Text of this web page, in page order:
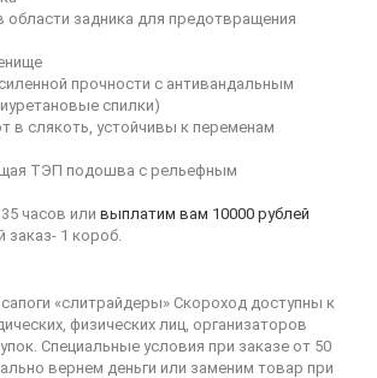
области задника для предотвращения
прочности с антивандальным
спилки)
в слякоть, устойчивы к переменам
ТЭП подошва с рельефным
часов или выплатим вам 10000 рублей
1 короб.
«слитрайдеры» Скороход доступны к
физических лиц, организаторов
Специальные условия при заказе от 50
вернем деньги или заменим товар при